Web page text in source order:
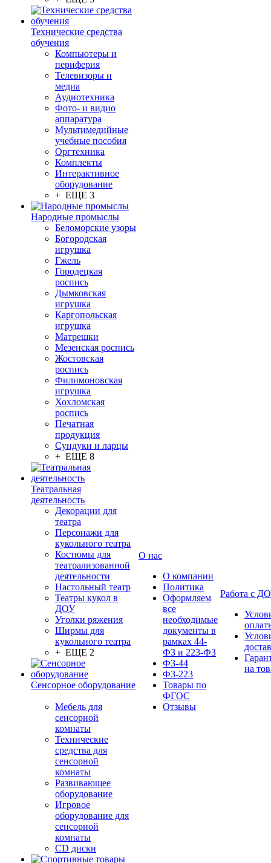
Технические средства
обучения
Компьютеры и
периферия
Телевизоры и
медиа
Аудиотехника
Фото- и видио
аппаратура
Мультимедийные
учебные пособия
Оргтехника
Комплекты
Интерактивное
оборудование
+ ЕЩЕ 3
Народные промыслы
Беломорские узоры
Богородская
игрушка
Гжель
Городецкая
роспись
Дымковская
игрушка
Каргопольская
игрушка
Матрешки
Мезенская роспись
Жостовская
роспись
Филимоновская
игрушка
Хохломская
роспись
Печатная
продукция
Сундуки и ларцы
+ ЕЩЕ 8
Театральная
деятельность
Декорации для
театра
Персонажи для
кукольного театра
Костюмы для
театрализованной
деятельности
Настольный театр
Театры кукол в
ДОУ
Уголки ряжения
Ширмы для
кукольного театра
+ ЕЩЕ 2
Сенсорное оборудование
Мебель для
сенсорной
комнаты
Технические
средства для
сенсорной
комнаты
Развивающее
оборудование
Игровое
оборудование для
сенсорной
комнаты
CD диски
О нас
О компании
Политика
Оформляем
все
необходимые
документы в
рамках 44-
ФЗ и 223-ФЗ
ФЗ-44
ФЗ-223
Товары по
ФГОС
Отзывы
Работа с
на